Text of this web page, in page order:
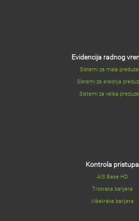
Evidencija radnog
Sistemi za mala
Sistemi za srednja
Sistemi za velika
Kontrola pristupa
AIS Base HD
Trokraka barijera
Višekraka barijera